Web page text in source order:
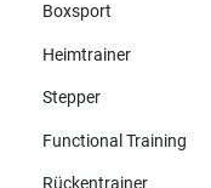
Boxsport
Heimtrainer
Stepper
Functional Training
Rückentrainer